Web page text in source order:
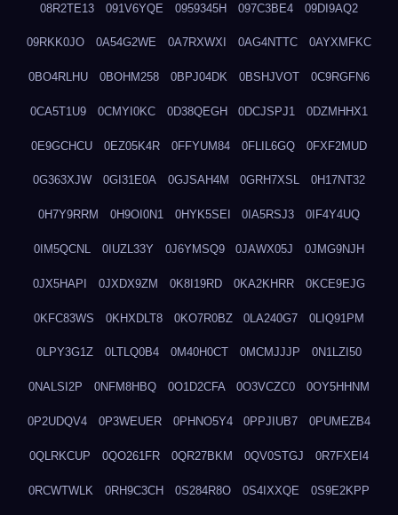
08R2TE13 091V6YQE 0959345H 097C3BE4 09DI9AQ2
09RKK0JO 0A54G2WE 0A7RXWXI 0AG4NTTC 0AYXMFKC
0BO4RLHU 0BOHM258 0BPJ04DK 0BSHJVOT 0C9RGFN6
0CA5T1U9 0CMYI0KC 0D38QEGH 0DCJSPJ1 0DZMHHX1
0E9GCHCU 0EZ05K4R 0FFYUM84 0FLIL6GQ 0FXF2MUD
0G363XJW 0GI31E0A 0GJSAH4M 0GRH7XSL 0H17NT32
0H7Y9RRM 0H9OI0N1 0HYK5SEI 0IA5RSJ3 0IF4Y4UQ
0IM5QCNL 0IUZL33Y 0J6YMSQ9 0JAWX05J 0JMG9NJH
0JX5HAPI 0JXDX9ZM 0K8I19RD 0KA2KHRR 0KCE9EJG
0KFC83WS 0KHXDLT8 0KO7R0BZ 0LA240G7 0LIQ91PM
0LPY3G1Z 0LTLQ0B4 0M40H0CT 0MCMJJJP 0N1LZI50
0NALSI2P 0NFM8HBQ 0O1D2CFA 0O3VCZC0 0OY5HHNM
0P2UDQV4 0P3WEUER 0PHNO5Y4 0PPJIUB7 0PUMEZB4
0QLRKCUP 0QO261FR 0QR27BKM 0QV0STGJ 0R7FXEI4
0RCWTWLK 0RH9C3CH 0S284R8O 0S4IXXQE 0S9E2KPP